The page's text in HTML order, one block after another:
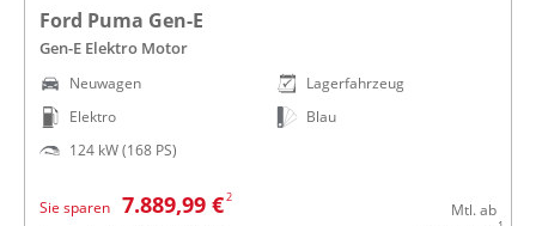
Ford Puma Gen-E
Gen-E Elektro Motor
Neuwagen
Elektro
124 kW (168 PS)
Lagerfahrzeug
Blau
Sie sparen 7.889,99 €2
Mtl. ab